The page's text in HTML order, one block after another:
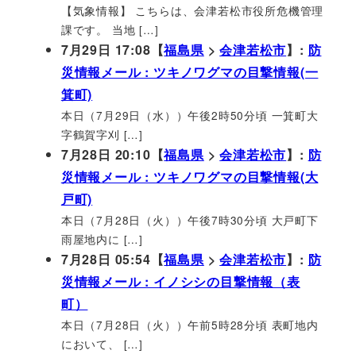
【気象情報】 こちらは、会津若松市役所危機管理
課です。 当地 […]
7月29日 17:08【福島県>会津若松市】: 防
災情報メール : ツキノワグマの目撃情報(一
箕町)
本日（7月29日（水））午後2時50分頃 一箕町大
字鶴賀字刈 […]
7月28日 20:10【福島県>会津若松市】: 防
災情報メール : ツキノワグマの目撃情報(大
戸町)
本日（7月28日（火））午後7時30分頃 大戸町下
雨屋地内に […]
7月28日 05:54【福島県>会津若松市】: 防
災情報メール : イノシシの目撃情報（表
町）
本日（7月28日（火））午前5時28分頃 表町地内
において、 […]